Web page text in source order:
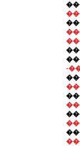
-